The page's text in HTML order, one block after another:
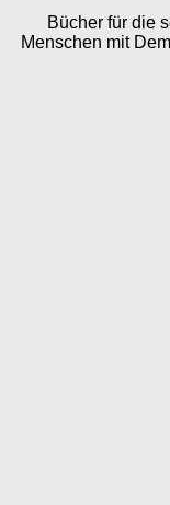
Bücher für die
Menschen mit